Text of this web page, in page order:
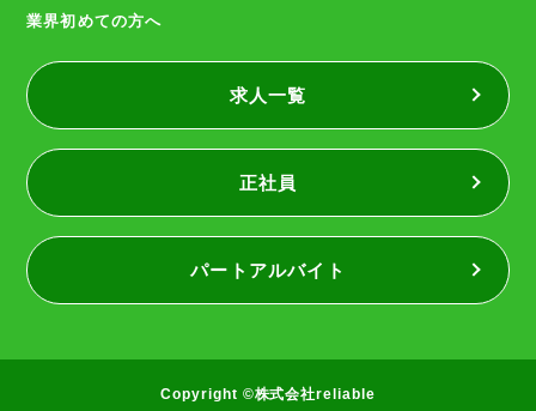
業界初めての方へ
求人一覧
正社員
パートアルバイト
Copyright ©株式会社reliable